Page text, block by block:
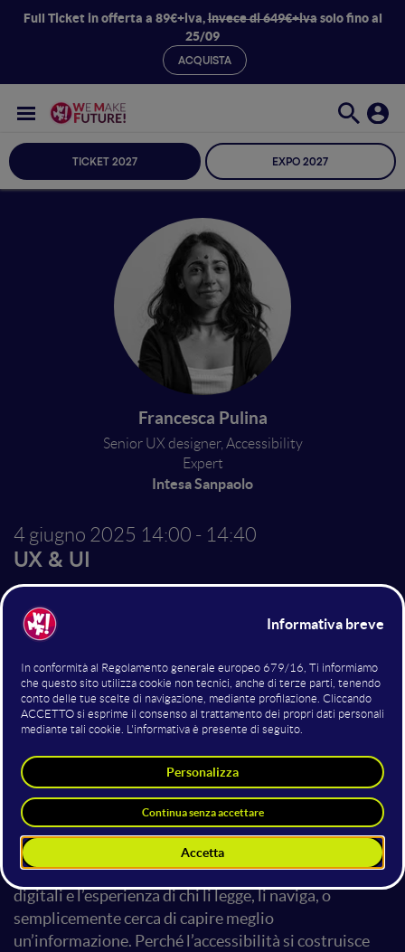
Full Ticket in offerta a 89€+iva,invece di 649€+ivasolo fino al
25/09
ACQUISTA
TICKET 2027 EXPO 2027
Francesca Pulina
Senior UX designer, Accessibility
Expert
Intesa Sanpaolo
4 giugno 2025 14:00 - 14:40
UX & UI
Piccole abitudini per grandi
cambiamenti:
l’accessibilità dei
documenti
L’accessibilità digitale non riguarda solo siti web e app:
anche documenti, presentazioni, PDF ed email sono
parte integrante dell’esperienza utente. Spesso sono
proprio questi materiali a creare le prime barriere
invisibili. In questa sessione, a partire da piccoli gesti
quotidiani, esploreremo buone pratiche semplici da
applicare, che migliorano la qualità dei documenti
digitali e l’esperienza di chi li legge, li naviga, o
semplicemente cerca di capire meglio
un’informazione. Perché l’accessibilità si costruisce